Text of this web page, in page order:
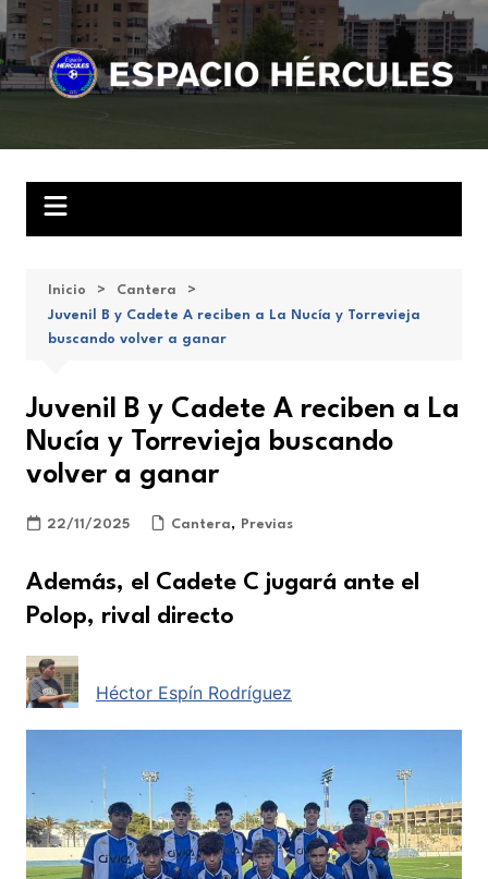
Saltar
al
contenido
Inicio
Cantera
Juvenil B y Cadete A reciben a La Nucía y Torrevieja
buscando volver a ganar
Juvenil B y Cadete A reciben a La
Nucía y Torrevieja buscando
volver a ganar
22/11/2025 Cantera, Previas
Además, el Cadete C jugará ante el
Polop, rival directo
Héctor Espín Rodríguez